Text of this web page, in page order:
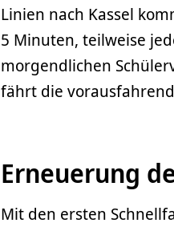
Linien nach Kassel
5 Minuten, teilweise
morgendlichen
fährt die
Erneuerung
Mit den ersten